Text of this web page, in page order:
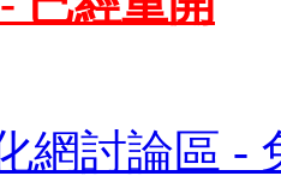
網討論區 -